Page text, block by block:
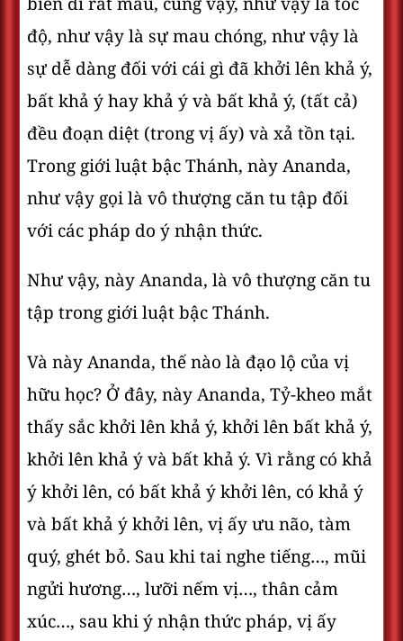
độ, như vậy là sự mau chóng, như vậy là
sự dễ dàng đối với cái gì đã khởi lên khả ý,
bất khả ý hay khả ý và bất khả ý, (tất cả)
đều đoạn diệt (trong vị ấy) và xả tồn tại.
Trong giới luật bậc Thánh, này Ananda,
như vậy gọi là vô thượng căn tu tập đối
với các pháp do ý nhận thức.
Như vậy, này Ananda, là vô thượng căn tu
tập trong giới luật bậc Thánh.
Và này Ananda, thế nào là đạo lộ của vị
hữu học? Ở đây, này Ananda, Tỷ-kheo mắt
thấy sắc khởi lên khả ý, khởi lên bất khả ý,
khởi lên khả ý và bất khả ý. Vì rằng có khả
ý khởi lên, có bất khả ý khởi lên, có khả ý
và bất khả ý khởi lên, vị ấy ưu não, tàm
quý, ghét bỏ. Sau khi tai nghe tiếng…, mũi
ngửi hương…, lưỡi nếm vị…, thân cảm
xúc…, sau khi ý nhận thức pháp, vị ấy